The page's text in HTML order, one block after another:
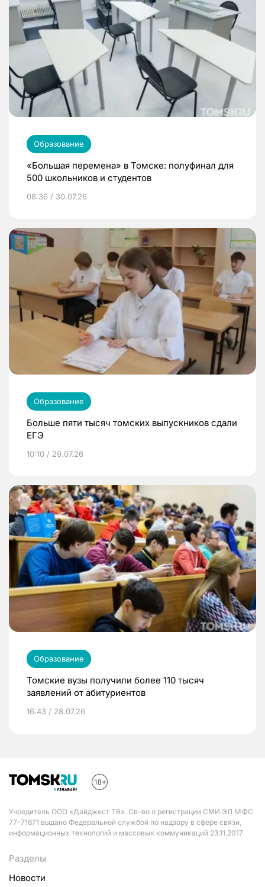
Образование
«Большая перемена» в Томске: полуфинал для
500 школьников и студентов
08:36 / 30.07.26
Образование
Больше пяти тысяч томских выпускников сдали
ЕГЭ
10:10 / 29.07.26
Образование
Томские вузы получили более 110 тысяч
заявлений от абитуриентов
16:43 / 28.07.26
Учредитель ООО «Дайджест ТВ». Св-во о регистрации СМИ ЭЛ №ФС
77-71671 выдано Федеральной службой по надзору в сфере связи,
информационных технологий и массовых коммуникаций 23.11.2017
Разделы
Новости